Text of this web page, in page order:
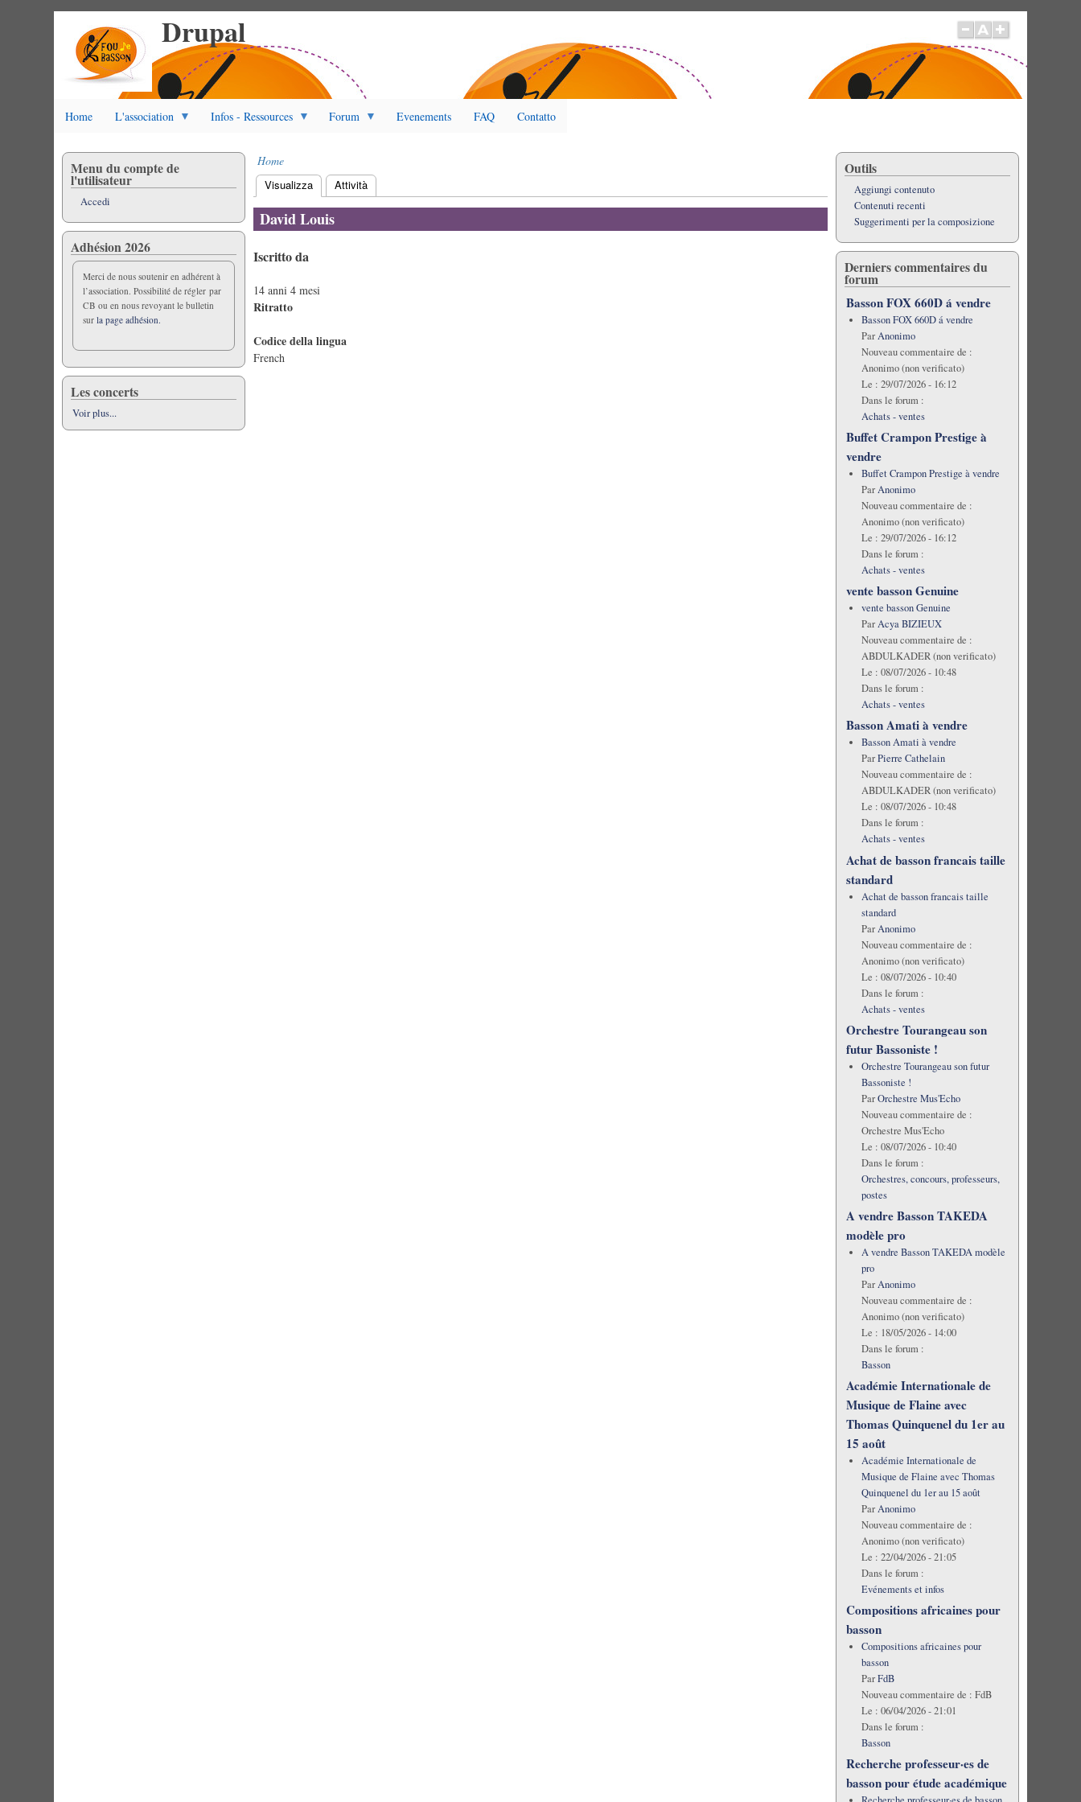
Drupal
Home L'association Infos - Ressources Forum Evenements FAQ Contatto
Briciole
di
pane
Home
Schede
primarie
Visualizza (scheda attiva)
Attività
David Louis
Iscritto da
14 anni 4 mesi
Ritratto
Codice della lingua
French
Menu du compte de
l'utilisateur
Accedi
Adhésion 2026
Merci de nous soutenir en adhérent à
l’association. Possibilité de régler par
CB ou en nous revoyant le bulletin
surla page adhésion.
Les concerts
Voir plus...
Outils
Aggiungi contenuto
Contenuti recenti
Suggerimenti per la composizione
Derniers commentaires du
forum
Basson FOX 660D á vendre
Basson FOX 660D á vendre
ParAnonimo
Nouveau commentaire de :
Anonimo (non verificato)
Le : 29/07/2026 - 16:12
Dans le forum :
Achats - ventes
Buffet Crampon Prestige à
vendre
Buffet Crampon Prestige à vendre
ParAnonimo
Nouveau commentaire de :
Anonimo (non verificato)
Le : 29/07/2026 - 16:12
Dans le forum :
Achats - ventes
vente basson Genuine
vente basson Genuine
ParAcya BIZIEUX
Nouveau commentaire de :
ABDULKADER (non verificato)
Le : 08/07/2026 - 10:48
Dans le forum :
Achats - ventes
Basson Amati à vendre
Basson Amati à vendre
ParPierre Cathelain
Nouveau commentaire de :
ABDULKADER (non verificato)
Le : 08/07/2026 - 10:48
Dans le forum :
Achats - ventes
Achat de basson francais taille
standard
Achat de basson francais taille
standard
ParAnonimo
Nouveau commentaire de :
Anonimo (non verificato)
Le : 08/07/2026 - 10:40
Dans le forum :
Achats - ventes
Orchestre Tourangeau son
futur Bassoniste !
Orchestre Tourangeau son futur
Bassoniste !
ParOrchestre Mus'Echo
Nouveau commentaire de :
Orchestre Mus'Echo
Le : 08/07/2026 - 10:40
Dans le forum :
Orchestres, concours, professeurs,
postes
A vendre Basson TAKEDA
modèle pro
A vendre Basson TAKEDA modèle
pro
ParAnonimo
Nouveau commentaire de :
Anonimo (non verificato)
Le : 18/05/2026 - 14:00
Dans le forum :
Basson
Académie Internationale de
Musique de Flaine avec
Thomas Quinquenel du 1er au
15 août
Académie Internationale de
Musique de Flaine avec Thomas
Quinquenel du 1er au 15 août
ParAnonimo
Nouveau commentaire de :
Anonimo (non verificato)
Le : 22/04/2026 - 21:05
Dans le forum :
Evénements et infos
Compositions africaines pour
basson
Compositions africaines pour
basson
ParFdB
Nouveau commentaire de : FdB
Le : 06/04/2026 - 21:01
Dans le forum :
Basson
Recherche professeur·es de
basson pour étude académique